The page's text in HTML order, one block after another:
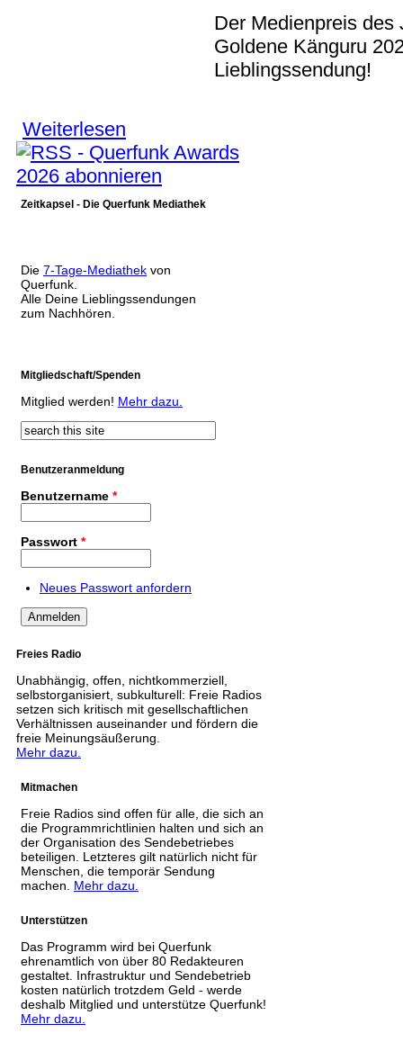
Der Medienpreis des
Goldene Känguru
Lieblingssendung!
Weiterlesen
Zeitkapsel - Die Querfunk Mediathek
Die 7-Tage-Mediathek von
Querfunk.
Alle Deine Lieblingssendungen
zum Nachhören.
Mitgliedschaft/Spenden
Mitglied werden! Mehr dazu.
Suchformular
Suche
Benutzeranmeldung
Benutzername *
Passwort *
Neues Passwort anfordern
Freies Radio
Unabhängig, offen, nichtkommerziell,
selbstorganisiert, subkulturell: Freie Radios
setzen sich kritisch mit gesellschaftlichen
Verhältnissen auseinander und fördern die
freie Meinungsäußerung.
Mehr dazu.
Mitmachen
Freie Radios sind offen für alle, die sich an
die Programmrichtlinien halten und sich an
der Organisation des Sendebetriebes
beteiligen. Letzteres gilt natürlich nicht für
Menschen, die temporär Sendung
machen. Mehr dazu.
Unterstützen
Das Programm wird bei Querfunk
ehrenamtlich von über 80 Redakteuren
gestaltet. Infrastruktur und Sendebetrieb
kosten natürlich trotzdem Geld - werde
deshalb Mitglied und unterstütze Querfunk!
Mehr dazu.